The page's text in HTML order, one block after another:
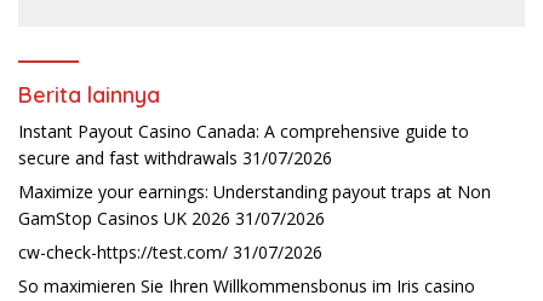
Berita lainnya
Instant Payout Casino Canada: A comprehensive guide to
secure and fast withdrawals 31/07/2026
Maximize your earnings: Understanding payout traps at Non
GamStop Casinos UK 2026 31/07/2026
cw-check-https://test.com/ 31/07/2026
So maximieren Sie Ihren Willkommensbonus im Iris casino